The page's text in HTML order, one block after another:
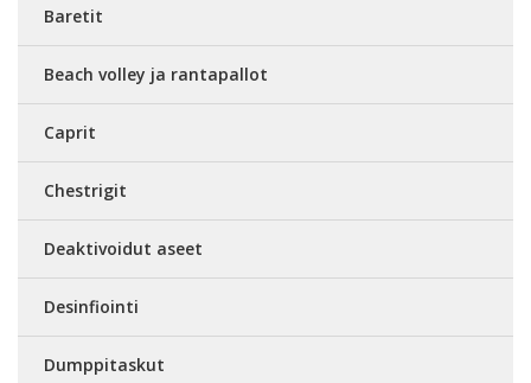
Baretit
Beach volley ja rantapallot
Caprit
Chestrigit
Deaktivoidut aseet
Desinfiointi
Dumppitaskut